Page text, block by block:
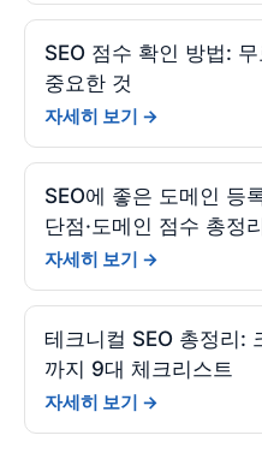
SEO 점수 확인 방법:
중요한 것
자세히 보기 →
SEO에 좋은 도메인 등
단점·도메인 점수 총정
자세히 보기 →
테크니컬 SEO 총정리:
까지 9대 체크리스트
자세히 보기 →